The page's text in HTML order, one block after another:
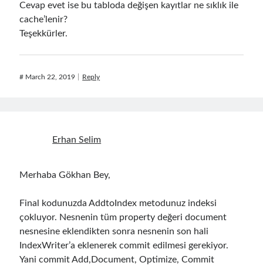
Cevap evet ise bu tabloda değişen kayıtlar ne sıklık ile
cache’lenir?
Teşekkürler.
# March 22, 2019 Reply
Erhan Selim
Merhaba Gökhan Bey,
Final kodunuzda AddtoIndex metodunuz indeksi
çokluyor. Nesnenin tüm property değeri document
nesnesine eklendikten sonra nesnenin son hali
IndexWriter’a eklenerek commit edilmesi gerekiyor.
Yani commit Add,Document, Optimize, Commit